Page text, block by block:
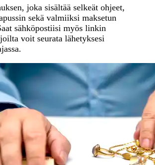
joka sisältää selkeät ohjeet,
sekä valmiiksi maksetun
sähköpostiisi myös linkin
voit seurata lähetyksesi